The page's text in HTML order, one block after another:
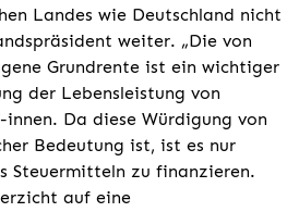
Landes wie Deutschland nicht
weiter. „Die von
Grundrente ist ein wichtiger
der Lebensleistung von
Da diese Würdigung von
Bedeutung ist, ist es nur
Steuermitteln zu finanzieren.
auf eine